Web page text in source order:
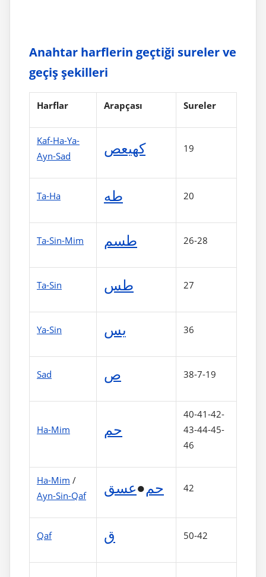
Anahtar harflerin geçtiği sureler ve
geçiş şekilleri
Harflar Arapçası Sureler
Kaf-Ha-Ya-
Ayn-Sad
كهيعص 19
Ta-Ha طه 20
Ta-Sin-Mim طسم 26-28
Ta-Sin طس 27
Ya-Sin يس 36
Sad ص 38-7-19
Ha-Mim حم
40-41-42-
43-44-45-
46
Ha-Mim /
Ayn-Sin-Qaf
حم●عسق 42
Qaf ق 50-42